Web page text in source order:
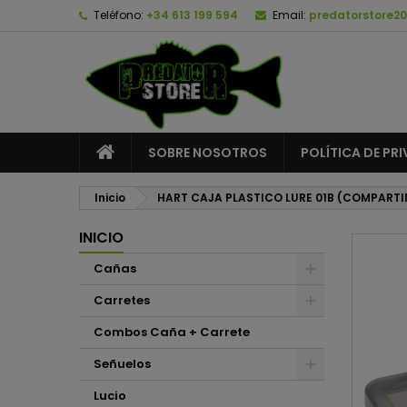
Teléfono: +34 613 199 594 Email:
SOBRE NOSOTROS POLÍTICA DE
Inicio HART CAJA PLASTICO LURE 01B
INICIO
Cañas
Carretes
Combos Caña + Carrete
Señuelos
Lucio